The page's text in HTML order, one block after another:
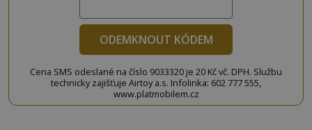
ODEMKNOUT KÓDEM
Cena SMS odeslané na číslo 9033320 je 20 Kč vč. DPH. Službu
technicky zajišťuje Airtoy a.s. Infolinka: 602 777 555,
www.platmobilem.cz